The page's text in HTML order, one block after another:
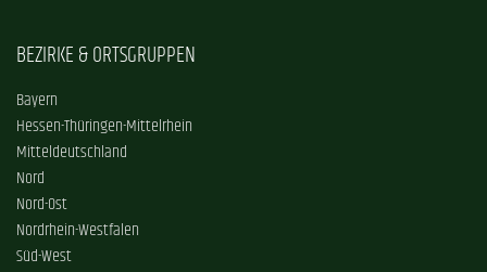
BEZIRKE & ORTSGRUPPEN
Bayern
Hessen-Thüringen-Mittelrhein
Mitteldeutschland
Nord
Nord-Ost
Nordrhein-Westfalen
Süd-West